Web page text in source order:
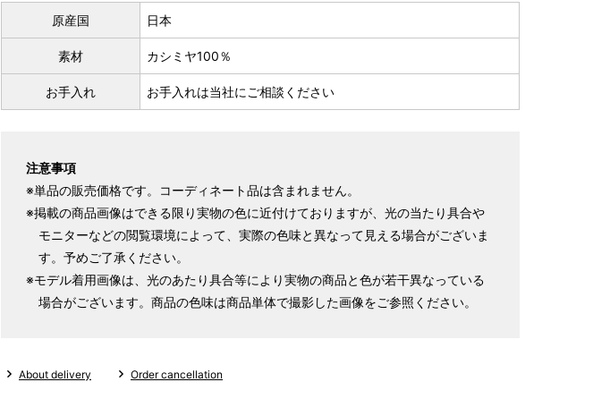
原産国 日本
素材 カシミヤ100％
お手入れ お手入れは当社にご相談ください
注意事項
※単品の販売価格です。コーディネート品は含まれません。
※掲載の商品画像はできる限り実物の色に近付けておりますが、光の当たり具合や
モニターなどの閲覧環境によって、実際の色味と異なって見える場合がございま
す。予めご了承ください。
※モデル着用画像は、光のあたり具合等により実物の商品と色が若干異なっている
場合がございます。商品の色味は商品単体で撮影した画像をご参照ください。
About delivery Order cancellation